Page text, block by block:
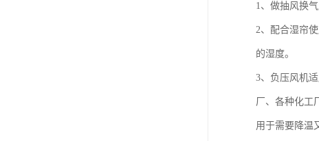
1、做抽风换
2、配合湿帘
的湿度。
3、负压风机
厂、各种化工
用于需要降温